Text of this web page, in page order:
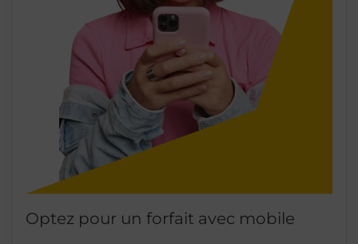
Optez pour un forfait avec mobile